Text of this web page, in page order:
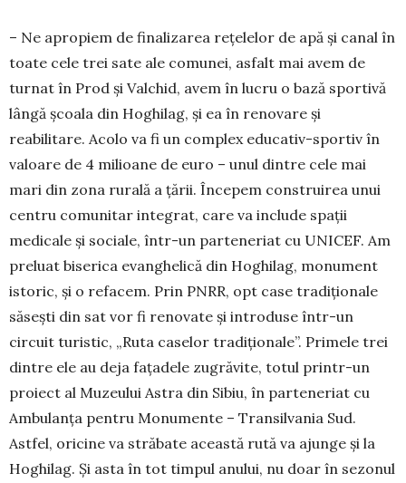
– Ne apropiem de finalizarea rețelelor de apă și canal în
toate cele trei sate ale comunei, asfalt mai avem de
turnat în Prod și Valchid, avem în lucru o bază sportivă
lângă școa­la din Hoghilag, și ea în renovare și
reabilitare. Acolo va fi un complex educativ-sportiv în
va­loare de 4 mili­oane de euro – unul dintre cele mai
mari din zona rurală a țării. Începem construirea unui
centru comunitar integrat, care va include spații
medicale și sociale, într-un par­te­ne­riat cu ­UNICEF. Am
preluat biserica evanghelică din Hoghilag, monument
istoric, și o re­facem. Prin PNRR, opt case tradiționale
săsești din sat vor fi renovate și introduse într-un
circuit turistic, „Ruta caselor tra­diționale”. Pri­mele trei
dintre ele au deja fațadele zugrăvite, totul printr-un
proiect al Muzeului Astra din Sibiu, în parteneriat cu
Am­bu­lanța pentru Monumente – Transilvania Sud.
Astfel, oricine va străbate această rută va ajunge și la
Hoghilag. Și asta în tot timpul anu­lui, nu doar în sezonul